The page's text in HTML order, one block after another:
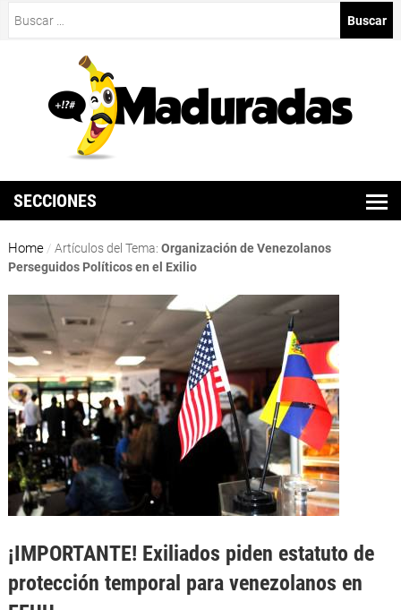
SECCIONES
Home / Artículos del Tema: Organización de Venezolanos
Perseguidos Políticos en el Exilio
¡IMPORTANTE! Exiliados piden estatuto de
protección temporal para venezolanos en